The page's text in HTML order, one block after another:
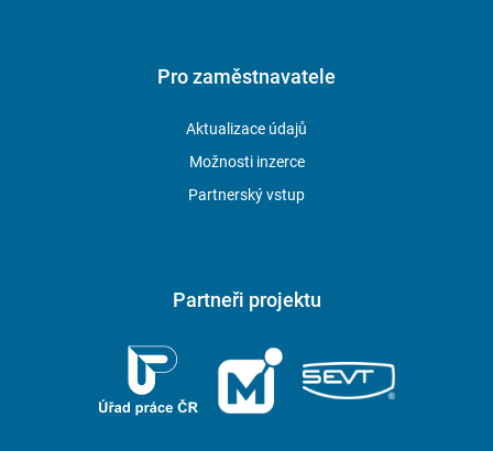
Pro zaměstnavatele
Aktualizace údajů
Možnosti inzerce
Partnerský vstup
Partneři projektu